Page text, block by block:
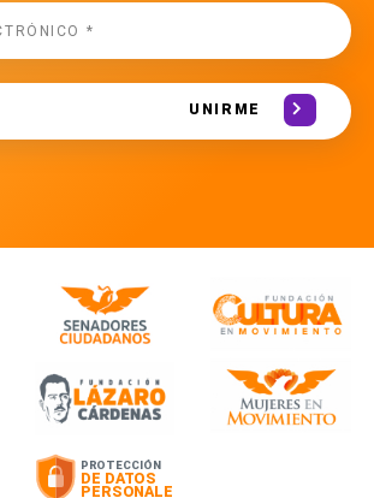
UNIRME